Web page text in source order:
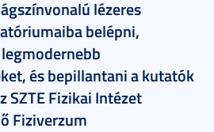
lézeres
belépni,
és bepillantani a kutatók
SZTE Fizikai Intézet
Fiziverzum